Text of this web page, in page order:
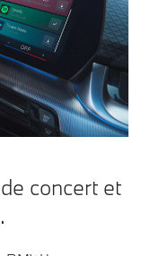
concert et